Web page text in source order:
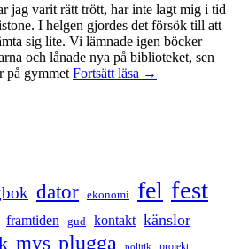
jag varit rätt trött, har inte lagt mig i tid
I helgen gjordes det försök till att
sig lite. Vi lämnade igen böcker
och lånade nya på biblioteket, sen
på gymmet Fortsätt läsa Mental
→
dator ekonomi fel fest
framtiden gud kontakt känslor
mys plugga politik projekt